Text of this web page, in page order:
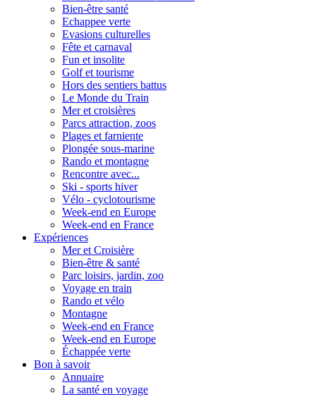
Bien-être santé
Echappee verte
Evasions culturelles
Fête et carnaval
Fun et insolite
Golf et tourisme
Hors des sentiers battus
Le Monde du Train
Mer et croisières
Parcs attraction, zoos
Plages et farniente
Plongée sous-marine
Rando et montagne
Rencontre avec...
Ski - sports hiver
Vélo - cyclotourisme
Week-end en Europe
Week-end en France
Expériences
Mer et Croisière
Bien-être & santé
Parc loisirs, jardin, zoo
Voyage en train
Rando et vélo
Montagne
Week-end en France
Week-end en Europe
Échappée verte
Bon à savoir
Annuaire
La santé en voyage